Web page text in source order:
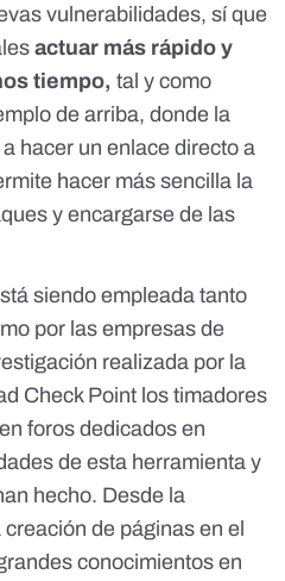
vulnerabilidades, sí que
actuar más rápido y
tiempo, tal y como
de arriba, donde la
hacer un enlace directo a
hacer más sencilla la
y encargarse de las
siendo empleada tanto
por las empresas de
realizada por la
Check Point los timadores
foros dedicados en
de esta herramienta y
hecho. Desde la
de páginas en el
conocimientos en